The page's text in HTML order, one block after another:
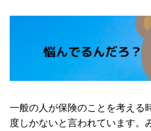
一般の人が保険のことを考える
度しかないと言われています。